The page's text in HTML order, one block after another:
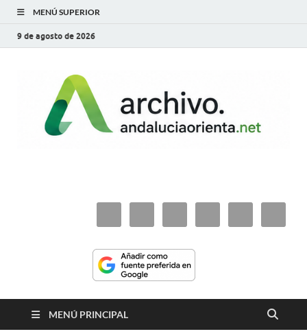
MENÚ SUPERIOR
9 de agosto de 2026
MENÚ PRINCIPAL